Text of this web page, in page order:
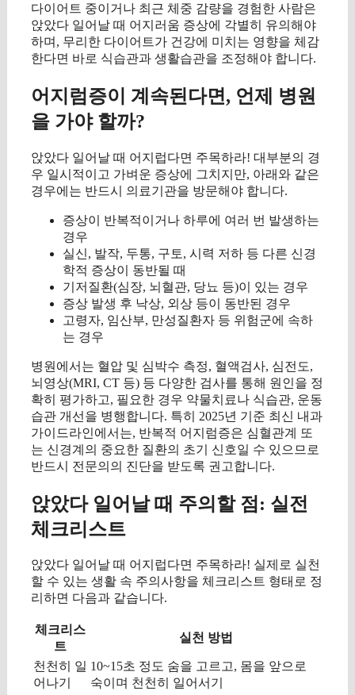
다이어트 중이거나 최근 체중 감량을 경험한 사람은
앉았다 일어날 때 어지러움 증상에 각별히 유의해야
하며, 무리한 다이어트가 건강에 미치는 영향을 체감
한다면 바로 식습관과 생활습관을 조정해야 합니다.
어지럼증이 계속된다면, 언제 병원
을 가야 할까?
앉았다 일어날 때 어지럽다면 주목하라! 대부분의 경
우 일시적이고 가벼운 증상에 그치지만, 아래와 같은
경우에는 반드시 의료기관을 방문해야 합니다.
증상이 반복적이거나 하루에 여러 번 발생하는
경우
실신, 발작, 두통, 구토, 시력 저하 등 다른 신경
학적 증상이 동반될 때
기저질환(심장, 뇌혈관, 당뇨 등)이 있는 경우
증상 발생 후 낙상, 외상 등이 동반된 경우
고령자, 임산부, 만성질환자 등 위험군에 속하
는 경우
병원에서는 혈압 및 심박수 측정, 혈액검사, 심전도,
뇌영상(MRI, CT 등) 등 다양한 검사를 통해 원인을 정
확히 평가하고, 필요한 경우 약물치료나 식습관, 운동
습관 개선을 병행합니다. 특히 2025년 기준 최신 내과
가이드라인에서는, 반복적 어지럼증은 심혈관계 또
는 신경계의 중요한 질환의 초기 신호일 수 있으므로
반드시 전문의의 진단을 받도록 권고합니다.
앉았다 일어날 때 주의할 점: 실전
체크리스트
앉았다 일어날 때 어지럽다면 주목하라! 실제로 실천
할 수 있는 생활 속 주의사항을 체크리스트 형태로 정
리하면 다음과 같습니다.
체크리스
트
실천 방법
천천히 일
어나기
10~15초 정도 숨을 고르고, 몸을 앞으로
숙이며 천천히 일어서기